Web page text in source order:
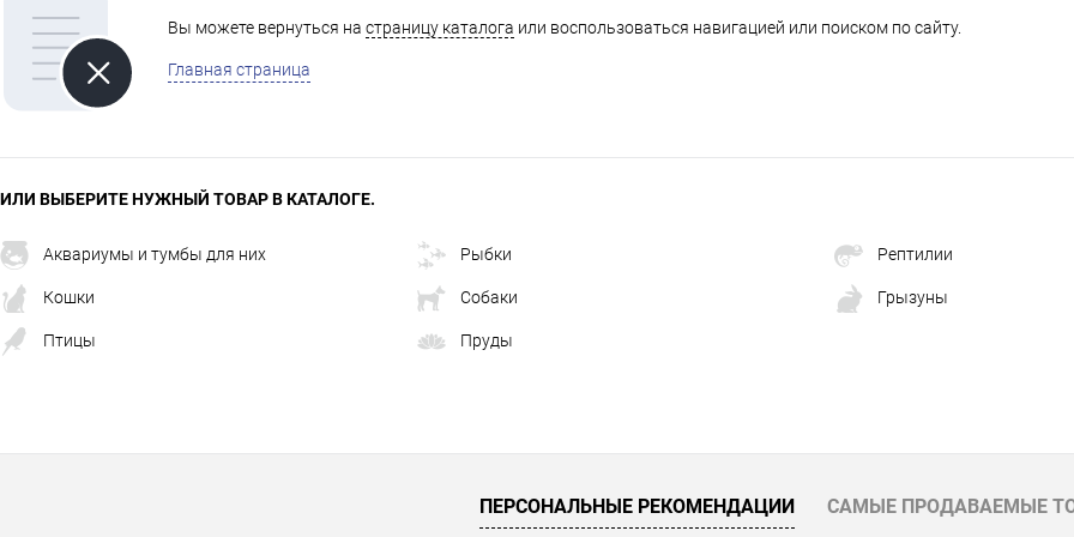
Вы можете вернуться на страницу каталога или воспользоваться навигацией или поиском по сайту.
Главная страница
ИЛИ ВЫБЕРИТЕ НУЖНЫЙ ТОВАР В КАТАЛОГЕ.
Аквариумы и тумбы для них Рыбки Рептилии
Кошки Собаки Грызуны
Птицы Пруды
ПЕРСОНАЛЬНЫЕ РЕКОМЕНДАЦИИ САМЫЕ ПРОДАВАЕМЫЕ